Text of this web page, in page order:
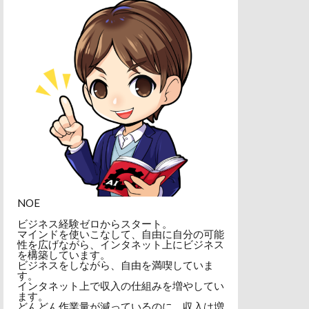
NOE
ビジネス経験ゼロからスタート。
マインドを使いこなして、自由に自分の可能
性を広げながら、インタネット上にビジネス
を構築しています。
ビジネスをしながら、自由を満喫していま
す。
インタネット上で収入の仕組みを増やしてい
ます。
どんどん作業量が減っているのに、収入は増